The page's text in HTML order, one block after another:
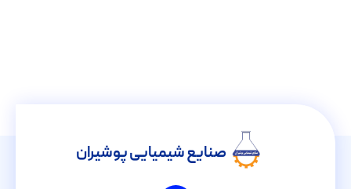
صنایع شیمیایی پوشیران